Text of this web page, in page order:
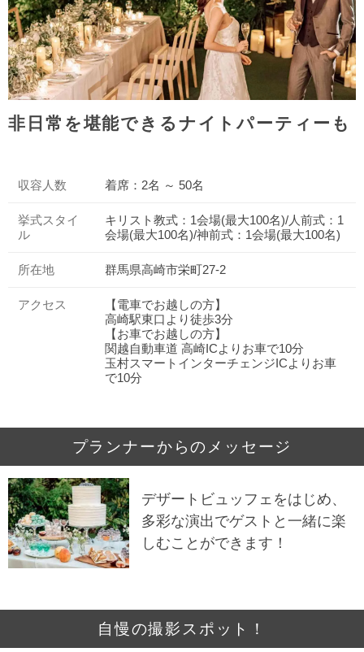
非日常を堪能できるナイトパーティーもㅤㅤㅤ
収容人数 着席：2名 ～ 50名
挙式スタイ
ル
キリスト教式：1会場(最大100名)/人前式：1
会場(最大100名)/神前式：1会場(最大100名)
所在地 群馬県高崎市栄町27-2
アクセス
【電車でお越しの方】
高崎駅東口より徒歩3分
【お車でお越しの方】
関越自動車道 高崎ICよりお車で10分
玉村スマートインターチェンジICよりお車
で10分
プランナーからのメッセージ
デザートビュッフェをはじめ、
多彩な演出でゲストと一緒に楽
しむことができます！ㅤㅤㅤㅤㅤㅤㅤㅤㅤㅤㅤㅤㅤㅤㅤㅤㅤㅤㅤㅤㅤㅤㅤㅤㅤㅤㅤㅤㅤㅤㅤㅤㅤㅤㅤㅤㅤㅤㅤㅤㅤㅤㅤㅤㅤㅤㅤㅤㅤㅤㅤㅤㅤㅤㅤㅤㅤㅤㅤㅤㅤㅤㅤㅤㅤㅤㅤㅤㅤㅤㅤㅤㅤㅤㅤㅤㅤㅤㅤㅤㅤㅤㅤㅤㅤㅤㅤㅤㅤㅤㅤㅤㅤㅤㅤㅤㅤㅤㅤㅤㅤㅤㅤㅤㅤㅤㅤㅤㅤㅤㅤㅤ
自慢の撮影スポット！